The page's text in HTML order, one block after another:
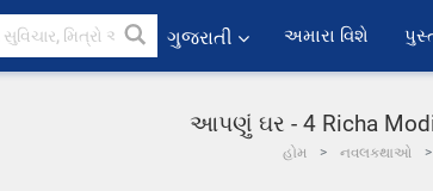
ગુજરાતી અમારા વિશે
આપણું ઘર - 4 Richa Modi
હોમ નવલકથાઓ